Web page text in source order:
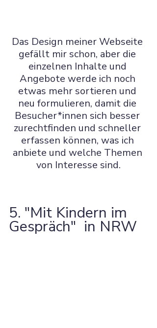
Das Design meiner Webseite
gefällt mir schon, aber die
einzelnen Inhalte und
Angebote werde ich noch
etwas mehr sortieren und
neu formulieren, damit die
Besucher*innen sich besser
zurechtfinden und schneller
erfassen können, was ich
anbiete und welche Themen
von Interesse sind.
5. "Mit Kindern im
Gespräch"  in NRW